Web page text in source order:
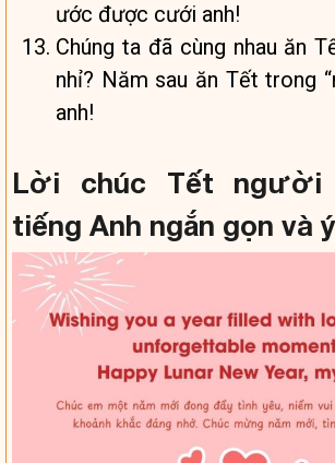
ước được cưới anh!
Chúng ta đã cùng nhau ăn
nhỉ? Năm sau ăn Tết trong
anh!
Lời chúc Tết người
tiếng Anh ngắn gọn và